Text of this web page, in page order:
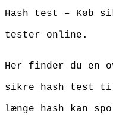
Hash test – Køb
tester online.
Her finder du en
sikre hash test
længe hash kan